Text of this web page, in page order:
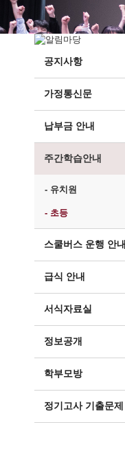
공지사항
가정통신문
납부금 안내
주간학습안내
- 유치원
- 초등
스쿨버스 운행 안내
급식 안내
서식자료실
정보공개
학부모방
정기고사 기출문제